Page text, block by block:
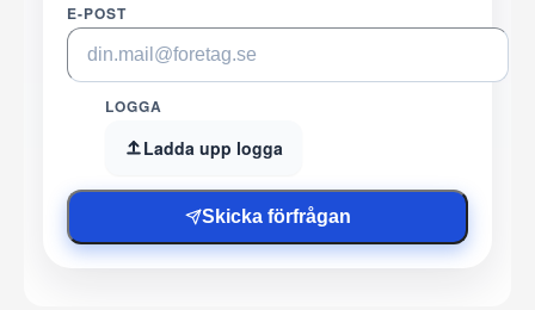
E-POST
LOGGA
Ladda upp logga
Skicka förfrågan